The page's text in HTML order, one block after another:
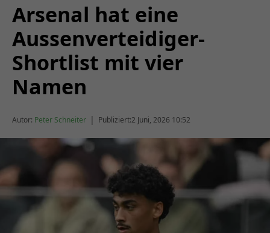
Arsenal hat eine
Aussenverteidiger-
Shortlist mit vier
Namen
Autor: Peter Schneiter | Publiziert:2 Juni, 2026 10:52